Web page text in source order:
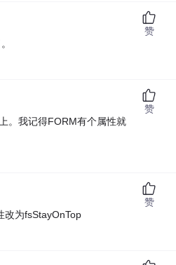
赞
。我记得FORM有个属性就
赞
改为fsStayOnTop
赞